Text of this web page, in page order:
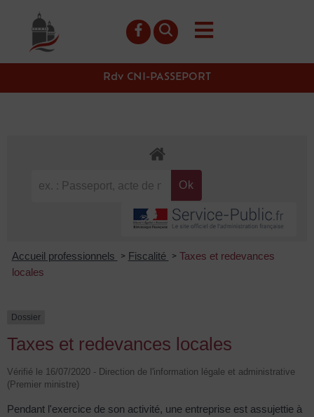
principal
Rdv CNI-PASSEPORT
Accueil professionnels > Fiscalité > Taxes et redevances
locales
Dossier
Taxes et redevances locales
Vérifié le 16/07/2020 - Direction de l'information légale et administrative
(Premier ministre)
Pendant l'exercice de son activité, une entreprise est assujettie à